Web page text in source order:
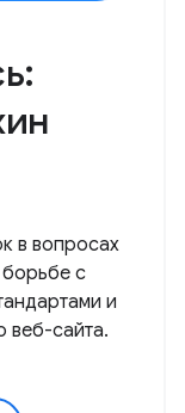
в вопросах
борьбе с
и
веб-сайта.